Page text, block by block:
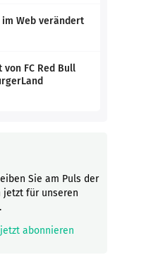
Web verändert
FC Red Bull
Sie am Puls der
jetzt für unseren
abonnieren